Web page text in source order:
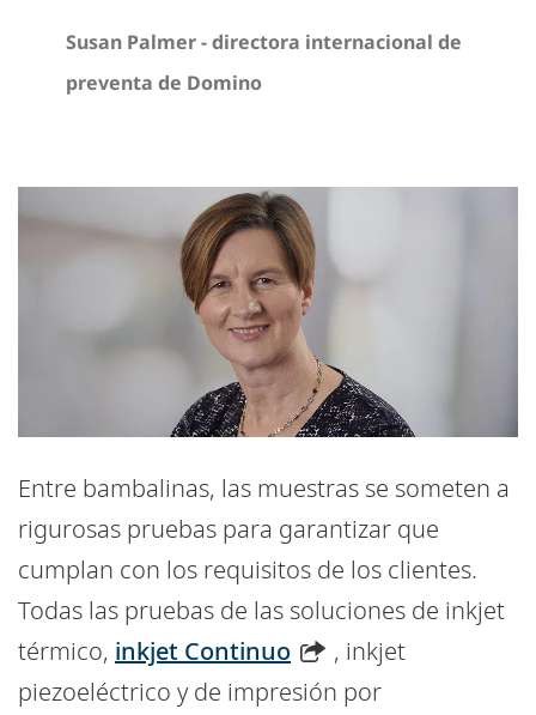
Susan Palmer - directora internacional de
preventa de Domino
Entre bambalinas, las muestras se someten a
rigurosas pruebas para garantizar que
cumplan con los requisitos de los clientes.
Todas las pruebas de las soluciones de inkjet
térmico, inkjet Continuo
, inkjet
piezoeléctrico y de impresión por